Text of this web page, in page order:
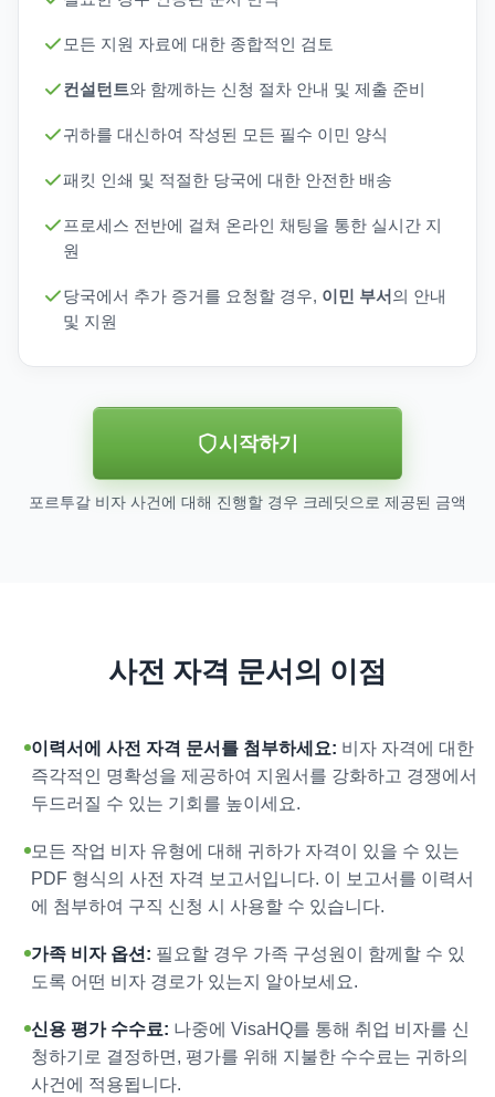
모든 지원 자료에 대한 종합적인 검토
컨설턴트와 함께하는 신청 절차 안내 및 제출 준비
귀하를 대신하여 작성된 모든 필수 이민 양식
패킷 인쇄 및 적절한 당국에 대한 안전한 배송
프로세스 전반에 걸쳐 온라인 채팅을 통한 실시간 지
원
당국에서 추가 증거를 요청할 경우, 이민 부서 의 안내
및 지원
시작하기
포르투갈 비자 사건에 대해 진행할 경우 크레딧으로 제공된 금액
사전 자격 문서의 이점
이력서에 사전 자격 문서를 첨부하세요: 비자 자격에 대한
즉각적인 명확성을 제공하여 지원서를 강화하고 경쟁에서
두드러질 수 있는 기회를 높이세요.
모든 작업 비자 유형에 대해 귀하가 자격이 있을 수 있는
PDF 형식의 사전 자격 보고서입니다. 이 보고서를 이력서
에 첨부하여 구직 신청 시 사용할 수 있습니다.
가족 비자 옵션: 필요할 경우 가족 구성원이 함께할 수 있
도록 어떤 비자 경로가 있는지 알아보세요.
신용 평가 수수료: 나중에 VisaHQ를 통해 취업 비자를 신
청하기로 결정하면, 평가를 위해 지불한 수수료는 귀하의
사건에 적용됩니다.